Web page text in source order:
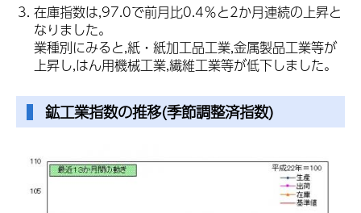
在庫指数は,97.0で前月比0.4％と2か月連続の上昇と
なりました。
業種別にみると,紙・紙加工品工業,金属製品工業等が
上昇し,はん用機械工業,繊維工業等が低下しました。
鉱工業指数の推移(季節調整済指数)